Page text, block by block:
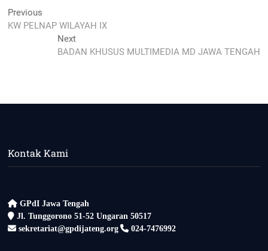
Navigasi
pos
Previous
post:
KW PELNAP WILAYAH IX
NextNext
post:
BADAN KHUSUS MULTIMEDIA MD JAWA TENGAH
Kontak Kami
GPdI Jawa Tengah
Jl. Tunggorono 51-52 Ungaran 50517
sekretariat@gpdijateng.org
024-7476992